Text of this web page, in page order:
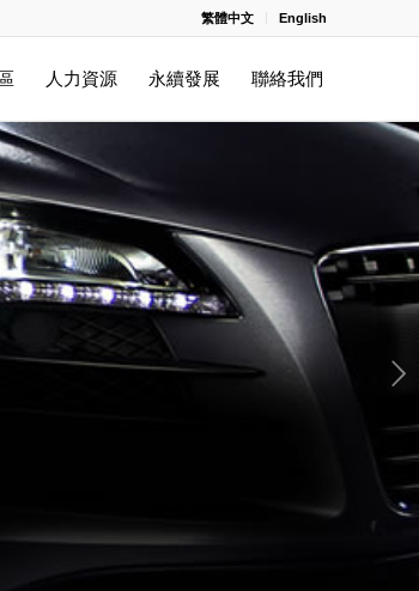
繁體中文 English
人力資源 永續發展 聯絡我們
下一頁